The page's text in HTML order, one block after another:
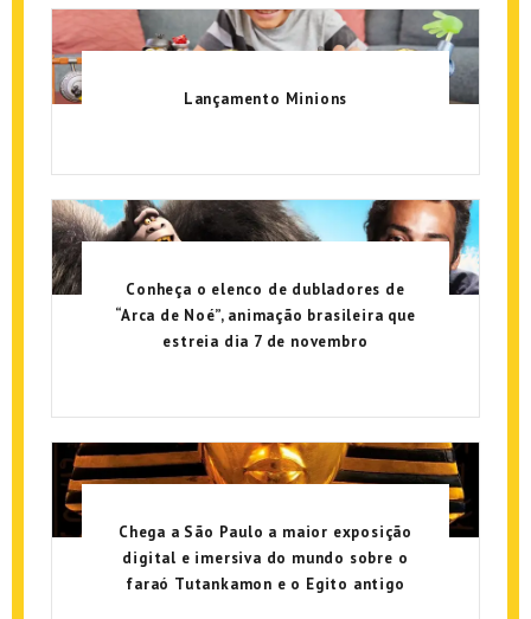
Lançamento Minions
Conheça o elenco de dubladores de
“Arca de Noé”, animação brasileira que
estreia dia 7 de novembro
Chega a São Paulo a maior exposição
digital e imersiva do mundo sobre o
faraó Tutankamon e o Egito antigo